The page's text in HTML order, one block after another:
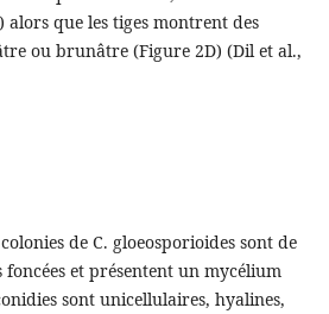
que les tiges montrent des
ou brunâtre (Figure 2D) (Dil et al.,
de C. gloeosporioides sont de
foncées et présentent un mycélium
sont unicellulaires, hyalines,